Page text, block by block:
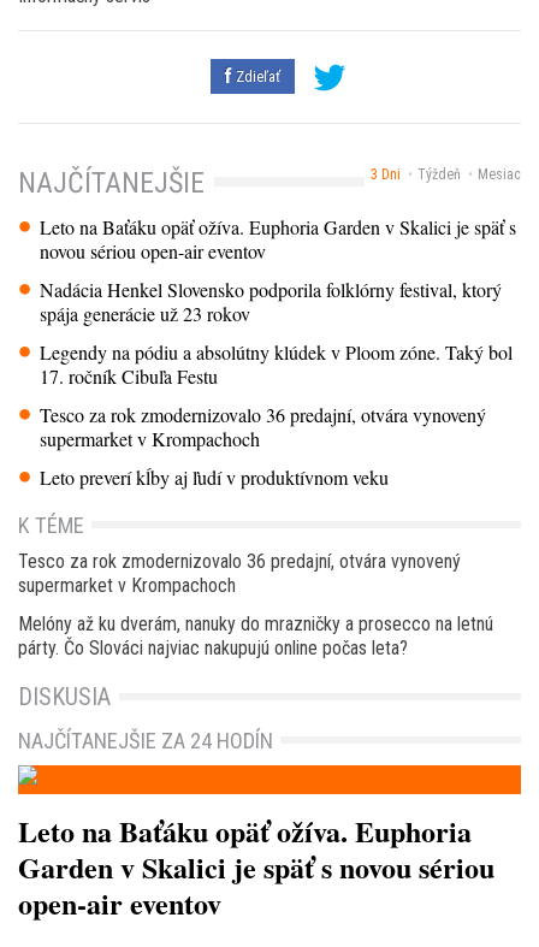
Zdieľať
3 Dni Týždeň Mesiac
NAJČÍTANEJŠIE
Leto na Baťáku opäť ožíva. Euphoria Garden v Skalici je späť s
novou sériou open-air eventov
Nadácia Henkel Slovensko podporila folklórny festival, ktorý
spája generácie už 23 rokov
Legendy na pódiu a absolútny klúdek v Ploom zóne. Taký bol
17. ročník Cibuľa Festu
Tesco za rok zmodernizovalo 36 predajní, otvára vynovený
supermarket v Krompachoch
Leto preverí kĺby aj ľudí v produktívnom veku
K TÉME
Tesco za rok zmodernizovalo 36 predajní, otvára vynovený
supermarket v Krompachoch
Melóny až ku dverám, nanuky do mrazničky a prosecco na letnú
párty. Čo Slováci najviac nakupujú online počas leta?
DISKUSIA
NAJČÍTANEJŠIE ZA 24 HODÍN
Leto na Baťáku opäť ožíva. Euphoria
Garden v Skalici je späť s novou sériou
open-air eventov